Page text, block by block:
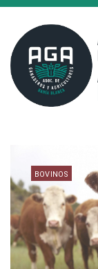
BOVINOS